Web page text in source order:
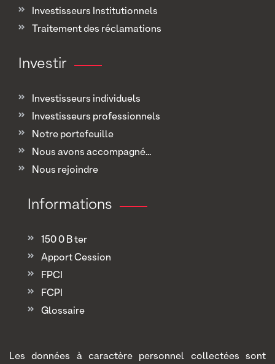
Investisseurs Institutionnels
Traitement des réclamations
Investir
Investisseurs individuels
Investisseurs professionnels
Notre portefeuille
Nous avons accompagné...
Nous rejoindre
Informations
150 0 B ter
Apport Cession
FPCI
FCPI
Glossaire
Les données à caractère personnel collectées sont